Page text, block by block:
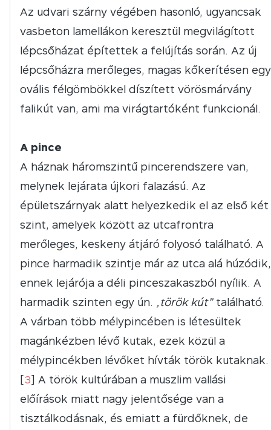
Az udvari szárny végében hasonló, ugyancsak
vasbeton lamellákon keresztül megvilágított
lépcsőházat építettek a felújítás során. Az új
lépcsőházra merőleges, magas kőkerítésen egy
ovális félgömbökkel díszített vörösmárvány
falikút van, ami ma virágtartóként funkcionál.
A pince
A háznak háromszintű pincerendszere van,
melynek lejárata újkori falazású. Az
épületszárnyak alatt helyezkedik el az első két
szint, amelyek között az utcafrontra
merőleges, keskeny átjáró folyosó található. A
pince harmadik szintje már az utca alá húzódik,
ennek lejárója a déli pinceszakaszból nyílik. A
harmadik szinten egy ún. „török kút”található.
A várban több mélypincében is létesültek
magánkézben lévő kutak, ezek közül a
mélypincékben lévőket hívták török kutaknak.
[3] A török kultúrában a muszlim vallási
előírások miatt nagy jelentősége van a
tisztálkodásnak, és emiatt a fürdőknek, de